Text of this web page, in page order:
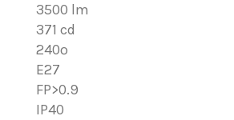
3500 lm
371 cd
240º
E27
FP>0.9
IP40